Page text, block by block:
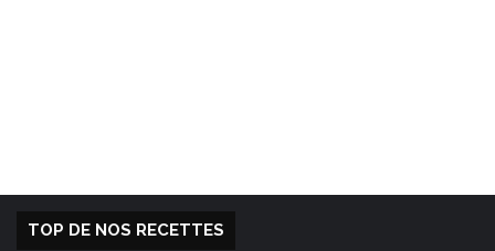
TOP DE NOS RECETTES